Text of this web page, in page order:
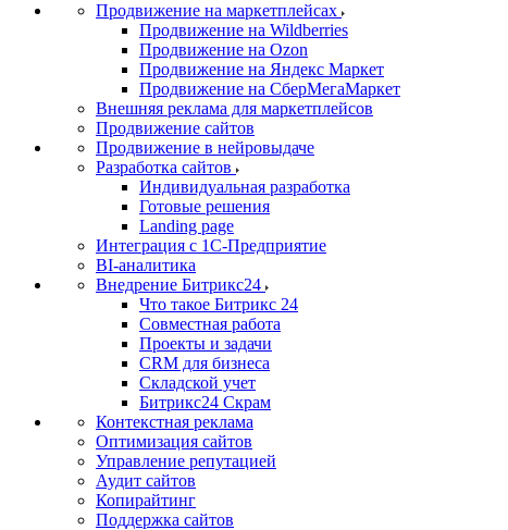
Продвижение на маркетплейсах
Продвижение на Wildberries
Продвижение на Ozon
Продвижение на Яндекс Маркет
Продвижение на СберМегаМаркет
Внешняя реклама для маркетплейсов
Продвижение сайтов
Продвижение в нейровыдаче
Разработка сайтов
Индивидуальная разработка
Готовые решения
Landing page
Интеграция с 1С-Предприятие
BI-аналитика
Внедрение Битрикс24
Что такое Битрикс 24
Совместная работа
Проекты и задачи
СRМ для бизнеса
Складской учет
Битрикс24 Скрам
Контекстная реклама
Оптимизация сайтов
Управление репутацией
Аудит сайтов
Копирайтинг
Поддержка сайтов